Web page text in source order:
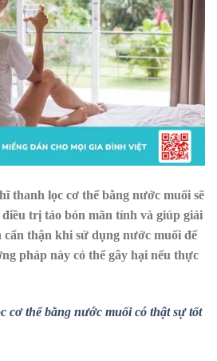
thanh lọc cơ thể bằng nước muối sẽ
trị táo bón mãn tính và giúp giải
cẩn thận khi sử dụng nước muối để
pháp này có thể gây hại nếu thực
cơ thể bằng nước muối có thật sự tốt